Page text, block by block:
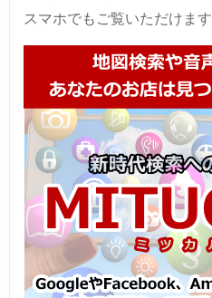
スマホでもご覧いただけます